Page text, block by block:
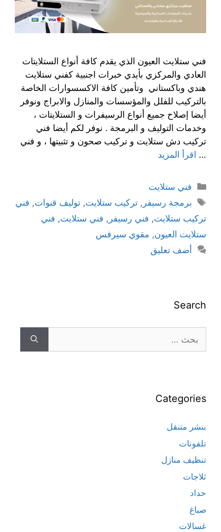
فني ستلايت العيون الذي يقدم كافة أنواع الستلايتات
العادي والمركزي بأيدي خبرات اجنبية كفني ستلايت
هندي وباكستاني وتأمين كافة الاكسسوارات الخاصة
بالتركيب للفلل والمؤسسات والمنازل والابراج ونوفر
أيضا إصلاح جميع أنواع الرسيفرات و الستلايتات ،
وخدمات التوليف و البرمجة . نوفر لكم أيضا فني
تركيب دش ستلايت و تركيب صحون و تثبيتها ، و فني
… اقرأ المزيد
فني ستلايت
برمجة رسيفر , تركيب ستلايت, توليف قنوات, فني
تركيب ستلايت, فني رسيفر , فني ستلايت, فني
ستلايت العيون, مقوي سيرفس
أضف تعليق
Search
Categories
بنشر متنقل
تلفونات
تنظيف منازل
ثلاجات
حداد
صباغ
غسالات